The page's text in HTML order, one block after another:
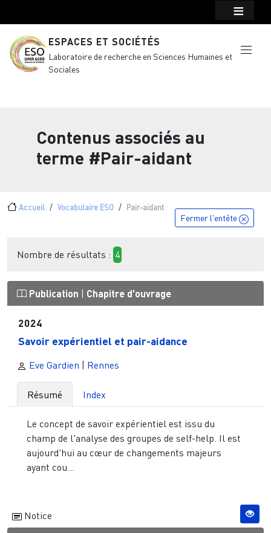
ESPACES ET SOCIÉTÉS
Laboratoire de recherche en Sciences Humaines et
Sociales
Contenus associés au
terme #Pair-aidant
Fil d'Ariane
Accueil Vocabulaire ESO Pair-aidant
Fermer l'entête
Nombre de résultats : 4
Publication Chapitre d'ouvrage
2024
Savoir expérientiel et pair-aidance
Eve Gardien | Rennes
Résumé Index
Le concept de savoir expérientiel est issu du
champ de l'analyse des groupes de self-help. Il est
aujourd'hui au cœur de changements majeurs
ayant cou...
Notice